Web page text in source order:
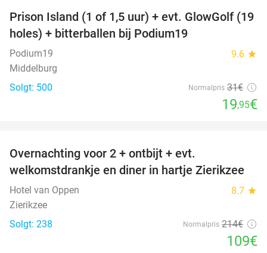
36%
Prison Island (1 of 1,5 uur) + evt. GlowGolf (19
holes) + bitterballen bij Podium19
Podium19 9.6 star
Middelburg
Solgt: 500
Normalpris 31€
19,95€
Overnachting voor 2 + ontbijt + evt.
welkomstdrankje en diner in hartje Zierikzee
Hotel van Oppen 8.7 star
Zierikzee
Solgt: 238
Normalpris 214€
109€